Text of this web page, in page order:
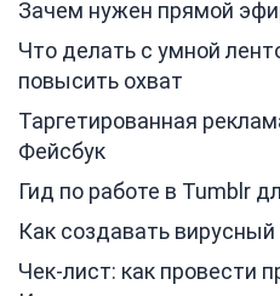
Зачем нужен прямой
Что делать с умной
повысить охват
Таргетированная
Фейсбук
Гид по работе в Tumblr
Как создавать вирусный
Чек-лист: как провести